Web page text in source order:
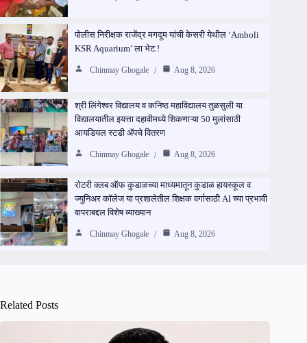
पोलीस निरीक्षक राजेंद्र मगदूम यांची केसरी येथील ‘Amboli
KSR Aquarium’ ला भेट.!
Chinmay Ghogale Aug 8, 2026
श्री लिंगेश्वर विद्यालय व कनिष्ठ महाविद्यालय तुळसुली या
विद्यालयातील इयत्ता दहावीमध्ये शिकणाऱ्या 50 मुलांसाठी
आयडियल स्टडी ॲपचे वितरण
Chinmay Ghogale Aug 8, 2026
रोटरी क्लब ऑफ कुडाळच्या माध्यमातून कुडाळ हायस्कूल व
ज्युनिअर कॉलेज या प्रशालेतील शिक्षक वर्गासाठी AI च्या प्रभावी
वापराबद्दल विशेष व्याख्यान
Chinmay Ghogale Aug 8, 2026
Related Posts